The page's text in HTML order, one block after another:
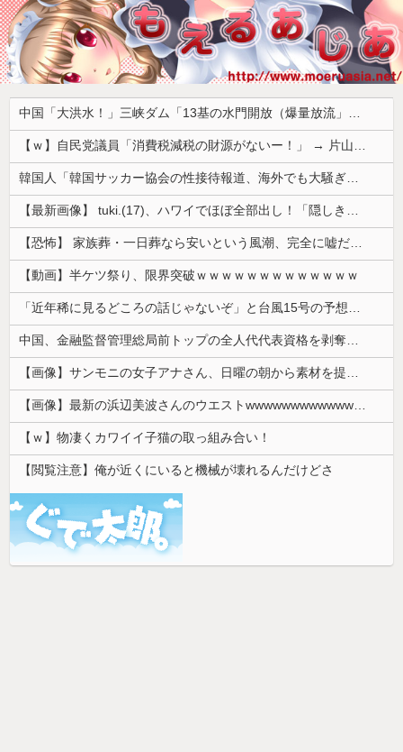
中国「大洪水！」三峡ダム「13基の水門開放（爆量放流」中国都市「三峡上流で豪雨！（三峡下流で水害」長江と黄河「同時氾濫危機」台風13号「中国本土上陸（画像」→
【ｗ】自民党議員「消費税減税の財源がないー！」 → 片山財務相、財源の心配は１ミリもいらない！と主張 ｗｗｗｗｗｗｗｗｗｗｗｗｗｗ
韓国人「韓国サッカー協会の性接待報道、海外でも大騒ぎに・・・2002年W杯4強の記録取り消しの声も」→「マジで国の恥だ」「2002年まで疑う価値...
【最新画像】 tuki.(17)、ハワイでほぼ全部出し！「隠しきれない美貌」とSNSざわつく
【恐怖】 家族葬・一日葬なら安いという風潮、完全に嘘だった・・・・
【動画】半ケツ祭り、限界突破ｗｗｗｗｗｗｗｗｗｗｗｗｗ
「近年稀に見るどころの話じゃないぞ」と台風15号の予想進路に困惑する人が多数、偏西風が全く通用していないんだけど……
中国、金融監督管理総局前トップの全人代代表資格を剥奪…重大な規律違反で！
【画像】サンモニの女子アナさん、日曜の朝から素材を提供してしまう
【画像】最新の浜辺美波さんのウエストwwwwwwwwwwwwwwwwwwww 【Pickup08083018】
【ｗ】物凄くカワイイ子猫の取っ組み合い！
【閲覧注意】俺が近くにいると機械が壊れるんだけどさ